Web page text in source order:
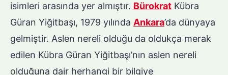
isimleri arasında yer almıştır. Bürokrat Kübra
Güran Yiğitbaşı, 1979 yılında Ankara’da dünyaya
gelmiştir. Aslen nereli olduğu da oldukça merak
edilen Kübra Güran Yiğitbaşı’nın aslen nereli
olduğuna dair herhangi bir bilgiye